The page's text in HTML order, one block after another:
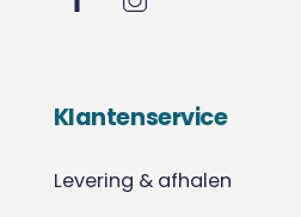
Klantenservice
Levering & afhalen